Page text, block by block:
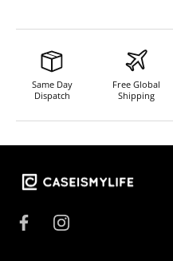
Same Day
Dispatch
Free Global
Shipping